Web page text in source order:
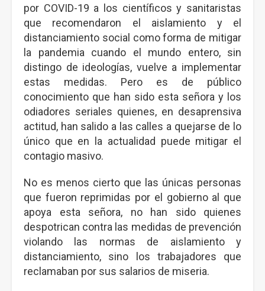
por COVID-19 a los científicos y sanitaristas
que recomendaron el aislamiento y el
distanciamiento social como forma de mitigar
la pandemia cuando el mundo entero, sin
distingo de ideologías, vuelve a implementar
estas medidas. Pero es de público
conocimiento que han sido esta señora y los
odiadores seriales quienes, en desaprensiva
actitud, han salido a las calles a quejarse de lo
único que en la actualidad puede mitigar el
contagio masivo.
No es menos cierto que las únicas personas
que fueron reprimidas por el gobierno al que
apoya esta señora, no han sido quienes
despotrican contra las medidas de prevención
violando las normas de aislamiento y
distanciamiento, sino los trabajadores que
reclamaban por sus salarios de miseria.